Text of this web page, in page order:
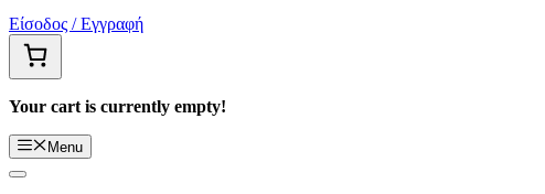
Είσοδος / Εγγραφή
Your cart is currently empty!
Menu